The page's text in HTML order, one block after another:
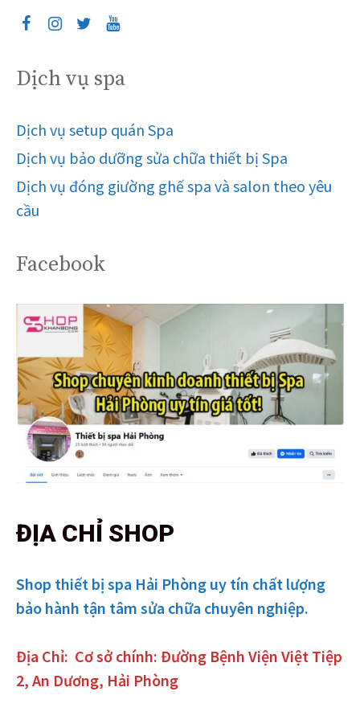
Dịch vụ spa
Dịch vụ setup quán Spa
Dịch vụ bảo dưỡng sửa chữa thiết bị Spa
Dịch vụ đóng giường ghế spa và salon theo yêu
cầu
Facebook
ĐỊA CHỈ SHOP
Shop thiết bị spa Hải Phòng uy tín chất lượng
bảo hành tận tâm sửa chữa chuyên nghiệp.
Địa Chỉ: Cơ sở chính: Đường Bệnh Viện Việt Tiệp
2, An Dương, Hải Phòng